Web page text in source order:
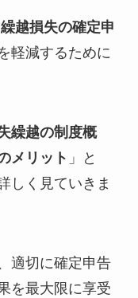
繰越損失の確定申
軽減するために
繰越の制度概
メリット 」と
しく見ていきま
適切に確定申告
を最大限に享受